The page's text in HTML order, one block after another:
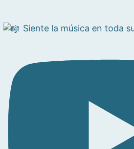
Siente la música en toda